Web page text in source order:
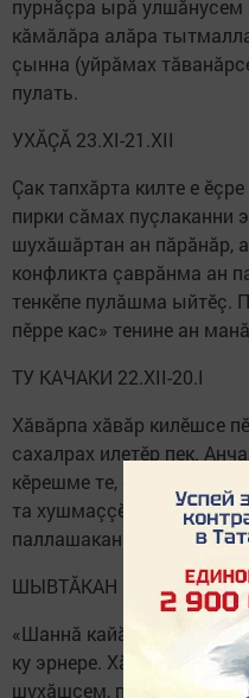
пурнăçра ырă улшăнусем
кăмăлăра алăра
çынна (уйрăмах
пулать.
УХĂÇĂ 23.XI-21.XII
Çак тапхăрта килте е
пирки сăмах пуçлаканни
шухăшăртан ан пăрăнăр,
конфликта çаврăнма ан
тенкӗпе пулăшма ыйтӗç.
пӗрре кас» тенине ан
ТУ КАЧАКИ 22.XII-20.I
Хăвăрпа хăвăр килӗшсе
сахалрах илетӗр пек.
кӗрешме те, сахал
та хушмаççӗ çăлтăрсем.
паллашакан çынна
ШЫВТĂКАН 21.I-19.II
«Шаннă кайăк йăвара
ку эрнере. Хăвăрăн вăя
шухăшсем, плансем пуçа